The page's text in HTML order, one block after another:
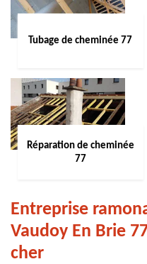
Tubage de cheminée 77
Réparation de cheminée
77
Entreprise
Vaudoy En Brie
cher